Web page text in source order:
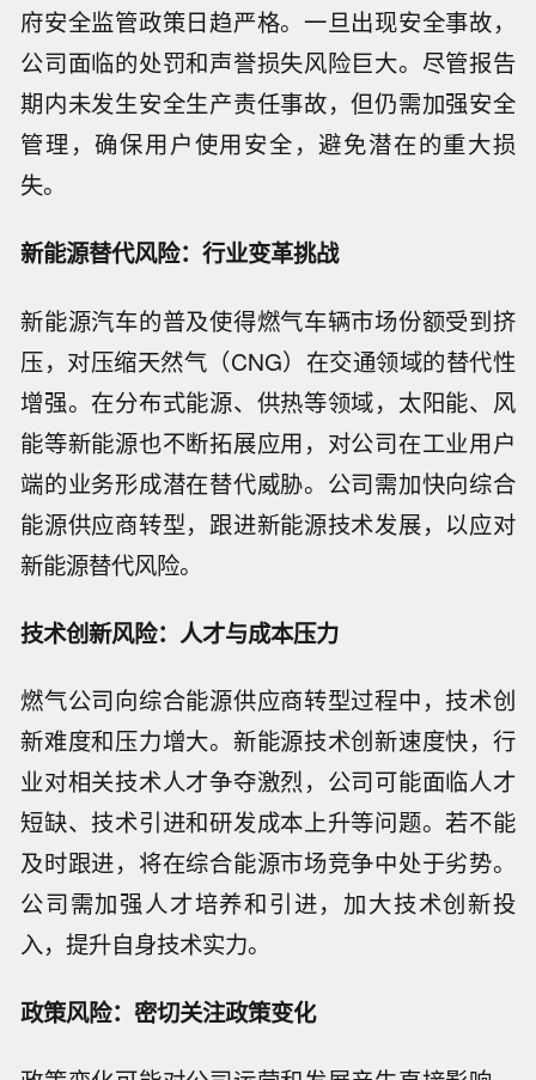
府安全监管政策日趋严格。一旦出现安全事故，
公司面临的处罚和声誉损失风险巨大。尽管报告
期内未发生安全生产责任事故，但仍需加强安全
管理，确保用户使用安全，避免潜在的重大损
失。
新能源替代风险：行业变革挑战
新能源汽车的普及使得燃气车辆市场份额受到挤
压，对压缩天然气（CNG）在交通领域的替代性
增强。在分布式能源、供热等领域，太阳能、风
能等新能源也不断拓展应用，对公司在工业用户
端的业务形成潜在替代威胁。公司需加快向综合
能源供应商转型，跟进新能源技术发展，以应对
新能源替代风险。
技术创新风险：人才与成本压力
燃气公司向综合能源供应商转型过程中，技术创
新难度和压力增大。新能源技术创新速度快，行
业对相关技术人才争夺激烈，公司可能面临人才
短缺、技术引进和研发成本上升等问题。若不能
及时跟进，将在综合能源市场竞争中处于劣势。
公司需加强人才培养和引进，加大技术创新投
入，提升自身技术实力。
政策风险：密切关注政策变化